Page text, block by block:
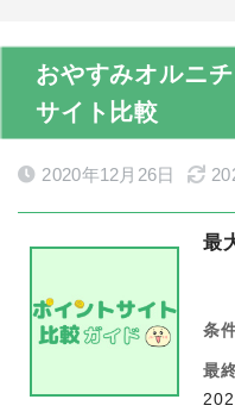
おやすみオルニ
サイト比較
2020年12月26日
最
条
最